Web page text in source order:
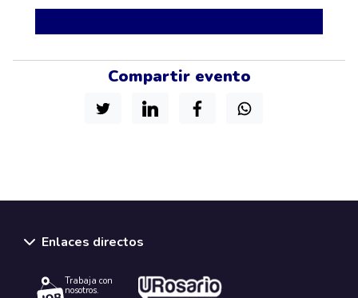
Compartir evento
Enlaces directos
Trabaja con
nosotros.